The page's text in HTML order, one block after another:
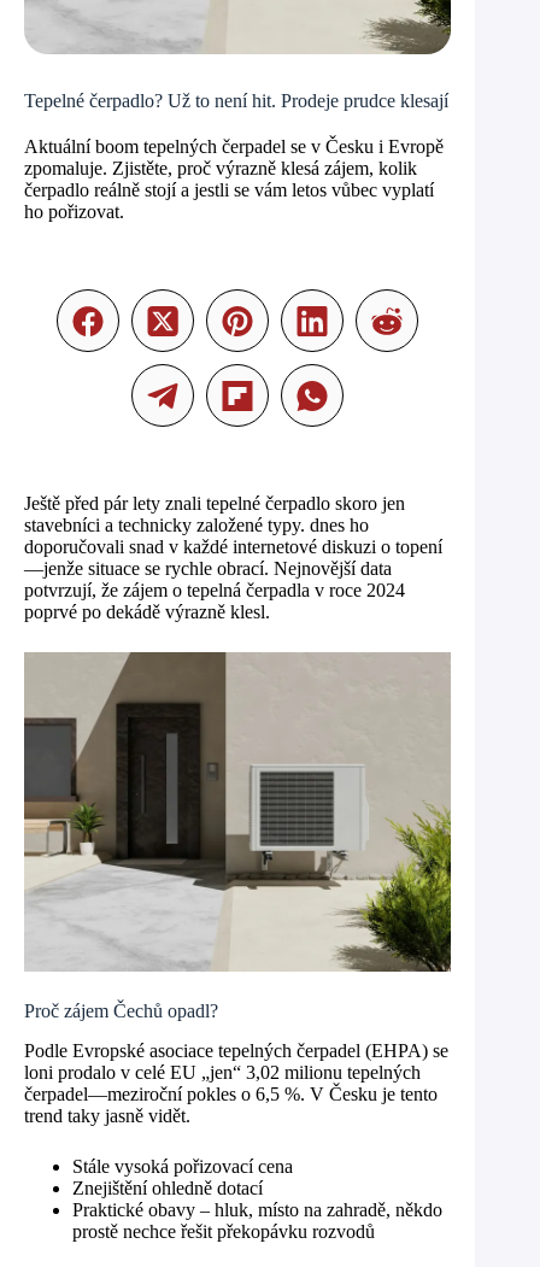
Tepelné čerpadlo? Už to není hit. Prodeje prudce klesají
Aktuální boom tepelných čerpadel se v Česku i Evropě
zpomaluje. Zjistěte, proč výrazně klesá zájem, kolik
čerpadlo reálně stojí a jestli se vám letos vůbec vyplatí
ho pořizovat.
Ještě před pár lety znali tepelné čerpadlo skoro jen
stavebníci a technicky založené typy. dnes ho
doporučovali snad v každé internetové diskuzi o topení
—jenže situace se rychle obrací. Nejnovější data
potvrzují, že zájem o tepelná čerpadla v roce 2024
poprvé po dekádě výrazně klesl.
Proč zájem Čechů opadl?
Podle Evropské asociace tepelných čerpadel (EHPA) se
loni prodalo v celé EU „jen“ 3,02 milionu tepelných
čerpadel—meziroční pokles o 6,5 %. V Česku je tento
trend taky jasně vidět.
Stále vysoká pořizovací cena
Znejištění ohledně dotací
Praktické obavy – hluk, místo na zahradě, někdo
prostě nechce řešit překopávku rozvodů